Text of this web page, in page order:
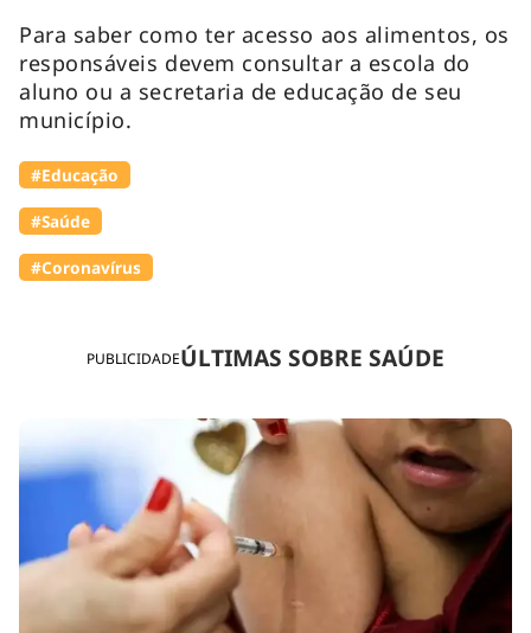
PUBLICIDADEÚLTIMAS SOBRE SAÚDE
Para saber como ter acesso aos alimentos, os
responsáveis devem consultar a escola do
aluno ou a secretaria de educação de seu
município.
#Educação
#Saúde
#Coronavírus